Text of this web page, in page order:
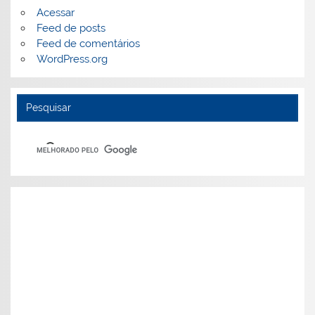
Acessar
Feed de posts
Feed de comentários
WordPress.org
Pesquisar